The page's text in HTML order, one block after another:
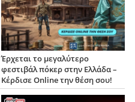
Έρχεται το μεγαλύτερο
φεστιβάλ πόκερ στην Ελλάδα –
Κέρδισε Online την θέση σου!